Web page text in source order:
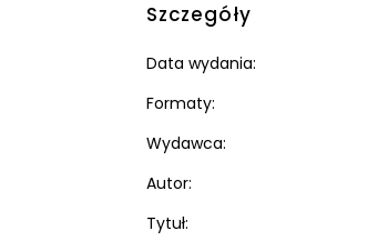
Szczegóły
Data wydania:
Formaty:
Wydawca:
Autor:
Tytuł: